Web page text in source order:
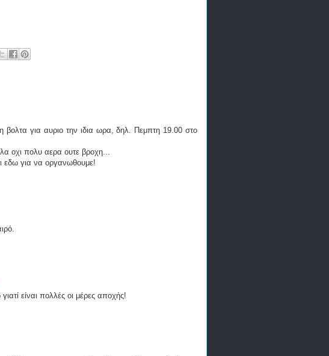
βολτα για αυριο την ιδια ωρα, δηλ. Πεμπτη 19.00 στο
οχι πολυ αερα ουτε βροχη...
εδω για να οργανωθουμε!
είναι πολλές οι μέρες αποχής!